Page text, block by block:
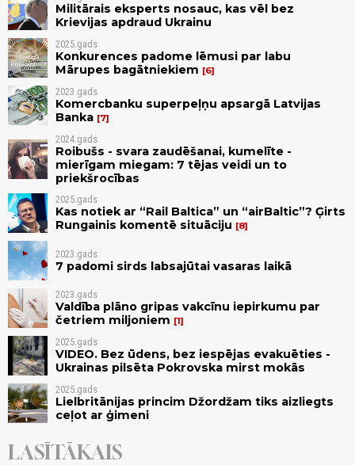
Militārais eksperts nosauc, kas vēl bez
Krievijas apdraud Ukrainu
2025.gads
Konkurences padome lēmusi par labu
Mārupes bagātniekiem
6
2023.gads
Komercbanku superpeļņu apsargā Latvijas
Banka 7
2024.gads
Roibušs - svara zaudēšanai, kumelīte -
mierīgam miegam: 7 tējas veidi un to
priekšrocības
2025.gads
Kas notiek ar “Rail Baltica” un “airBaltic”? Ģirts
Rungainis komentē situāciju
8
2023.gads
7 padomi sirds labsajūtai vasaras laikā
2023.gads
Valdība plāno gripas vakcīnu iepirkumu par
četriem miljoniem
1
2025.gads
VIDEO. Bez ūdens, bez iespējas evakuēties -
Ukrainas pilsēta Pokrovska mirst mokās
2025.gads
Lielbritānijas princim Džordžam tiks aizliegts
ceļot ar ģimeni
LASĪTĀKAIS